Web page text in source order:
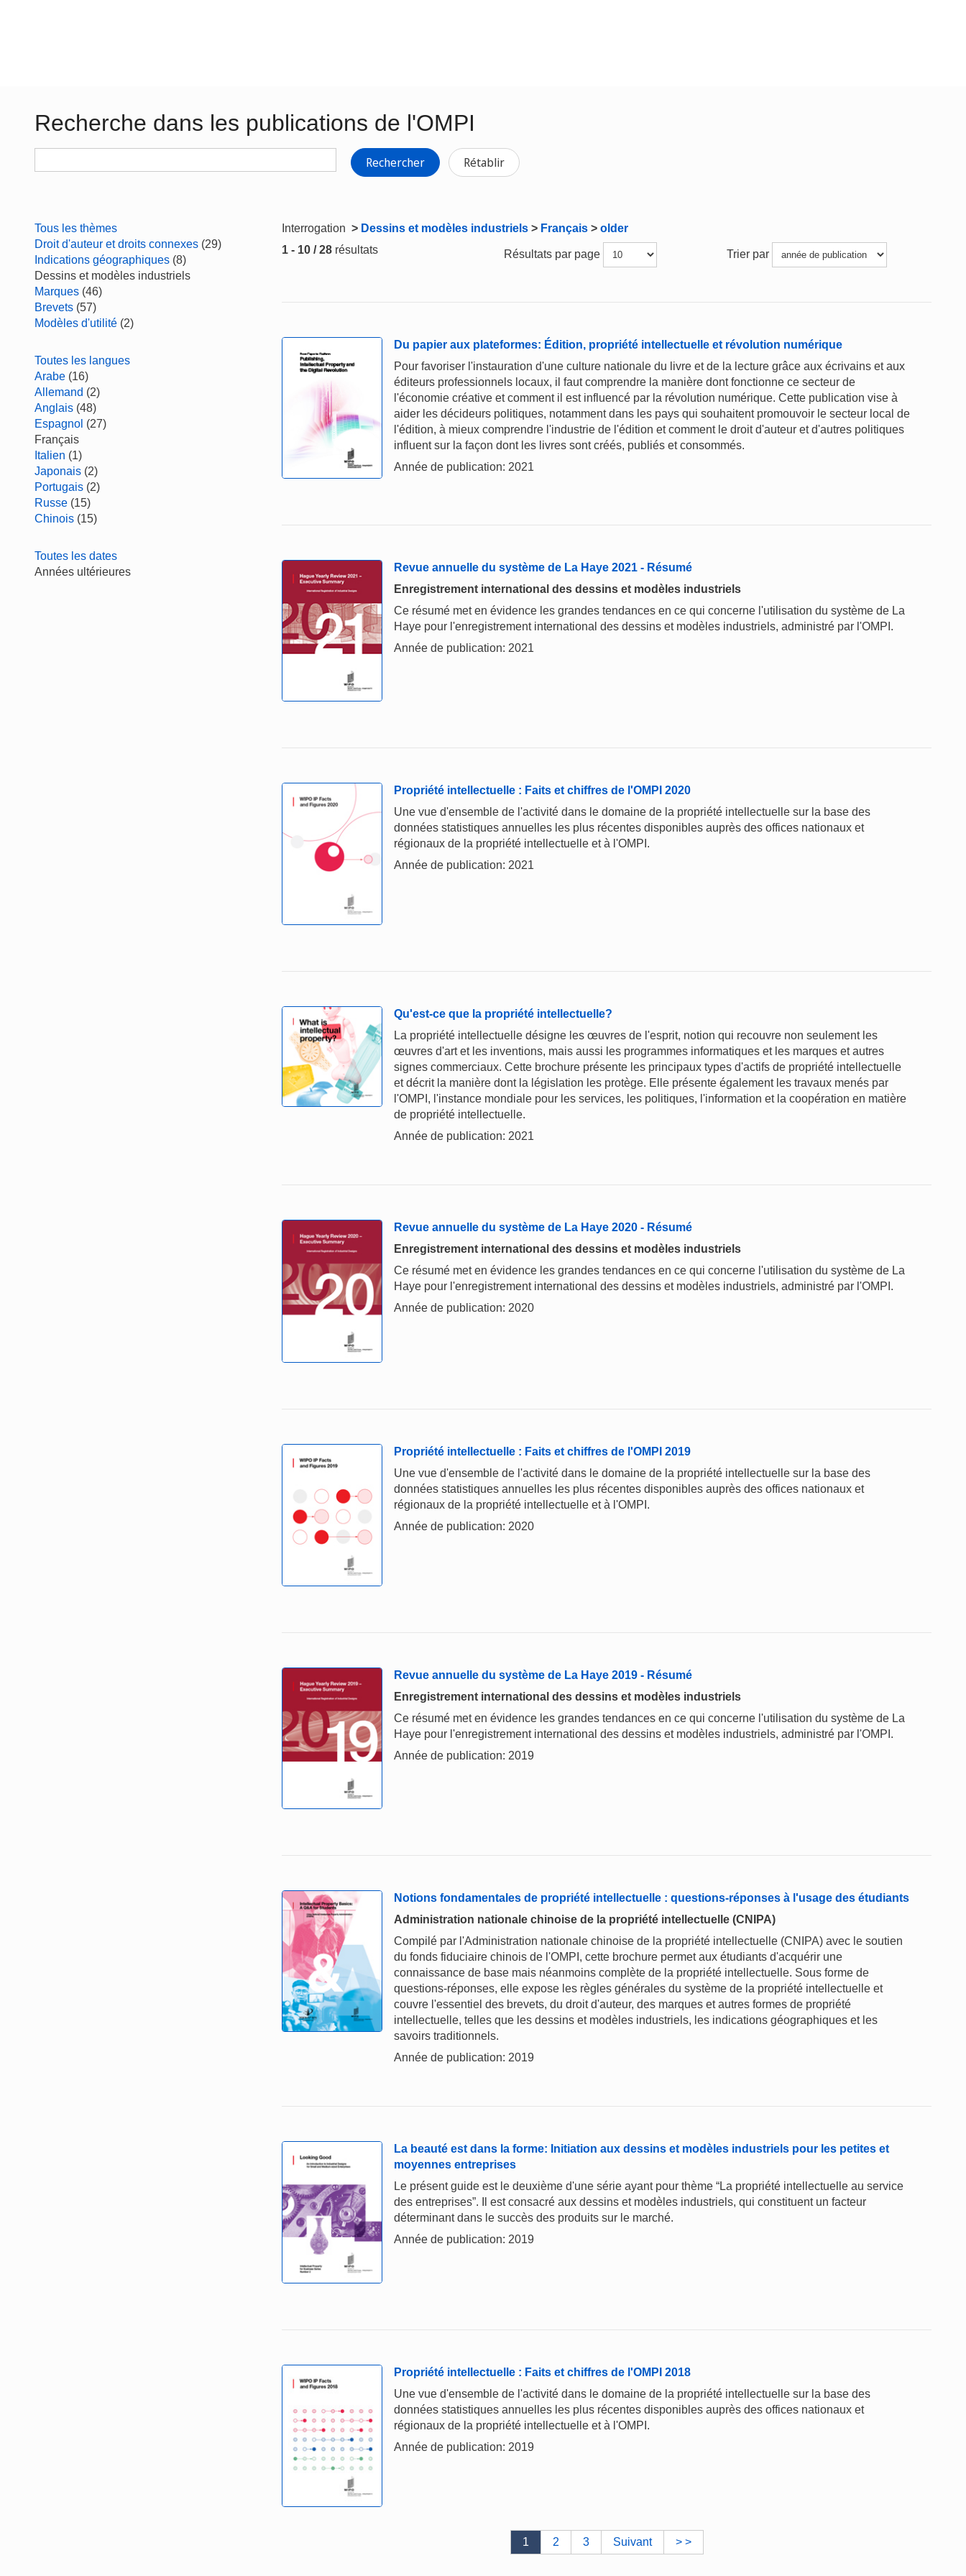
Recherche dans les publications de l'OMPI
Rechercher Rétablir
Tous les thèmes
Droit d'auteur et droits connexes (29)
Indications géographiques (8)
Dessins et modèles industriels
Marques (46)
Brevets (57)
Modèles d'utilité (2)
Toutes les langues
Arabe (16)
Allemand (2)
Anglais (48)
Espagnol (27)
Français
Italien (1)
Japonais (2)
Portugais (2)
Russe (15)
Chinois (15)
Toutes les dates
Années ultérieures
Interrogation > Dessins et modèles industriels > Français > older
1 - 10 / 28 résultats Résultats par page Trier par
Du papier aux plateformes: Édition, propriété intellectuelle et révolution numérique
Pour favoriser l'instauration d'une culture nationale du livre et de la lecture grâce aux écrivains et aux
éditeurs professionnels locaux, il faut comprendre la manière dont fonctionne ce secteur de
l'économie créative et comment il est influencé par la révolution numérique. Cette publication vise à
aider les décideurs politiques, notamment dans les pays qui souhaitent promouvoir le secteur local de
l'édition, à mieux comprendre l'industrie de l'édition et comment le droit d'auteur et d'autres politiques
influent sur la façon dont les livres sont créés, publiés et consommés.
Année de publication: 2021
Revue annuelle du système de La Haye 2021 - Résumé
Enregistrement international des dessins et modèles industriels
Ce résumé met en évidence les grandes tendances en ce qui concerne l'utilisation du système de La
Haye pour l'enregistrement international des dessins et modèles industriels, administré par l'OMPI.
Année de publication: 2021
Propriété intellectuelle : Faits et chiffres de l'OMPI 2020
Une vue d'ensemble de l'activité dans le domaine de la propriété intellectuelle sur la base des
données statistiques annuelles les plus récentes disponibles auprès des offices nationaux et
régionaux de la propriété intellectuelle et à l'OMPI.
Année de publication: 2021
Qu'est-ce que la propriété intellectuelle?
La propriété intellectuelle désigne les œuvres de l'esprit, notion qui recouvre non seulement les
œuvres d'art et les inventions, mais aussi les programmes informatiques et les marques et autres
signes commerciaux. Cette brochure présente les principaux types d'actifs de propriété intellectuelle
et décrit la manière dont la législation les protège. Elle présente également les travaux menés par
l'OMPI, l'instance mondiale pour les services, les politiques, l'information et la coopération en matière
de propriété intellectuelle.
Année de publication: 2021
Revue annuelle du système de La Haye 2020 - Résumé
Enregistrement international des dessins et modèles industriels
Ce résumé met en évidence les grandes tendances en ce qui concerne l'utilisation du système de La
Haye pour l'enregistrement international des dessins et modèles industriels, administré par l'OMPI.
Année de publication: 2020
Propriété intellectuelle : Faits et chiffres de l'OMPI 2019
Une vue d'ensemble de l'activité dans le domaine de la propriété intellectuelle sur la base des
données statistiques annuelles les plus récentes disponibles auprès des offices nationaux et
régionaux de la propriété intellectuelle et à l'OMPI.
Année de publication: 2020
Revue annuelle du système de La Haye 2019 - Résumé
Enregistrement international des dessins et modèles industriels
Ce résumé met en évidence les grandes tendances en ce qui concerne l'utilisation du système de La
Haye pour l'enregistrement international des dessins et modèles industriels, administré par l'OMPI.
Année de publication: 2019
Notions fondamentales de propriété intellectuelle : questions-réponses à l'usage des étudiants
Administration nationale chinoise de la propriété intellectuelle (CNIPA)
Compilé par l'Administration nationale chinoise de la propriété intellectuelle (CNIPA) avec le soutien
du fonds fiduciaire chinois de l'OMPI, cette brochure permet aux étudiants d'acquérir une
connaissance de base mais néanmoins complète de la propriété intellectuelle. Sous forme de
questions-réponses, elle expose les règles générales du système de la propriété intellectuelle et
couvre l'essentiel des brevets, du droit d'auteur, des marques et autres formes de propriété
intellectuelle, telles que les dessins et modèles industriels, les indications géographiques et les
savoirs traditionnels.
Année de publication: 2019
La beauté est dans la forme: Initiation aux dessins et modèles industriels pour les petites et
moyennes entreprises
Le présent guide est le deuxième d'une série ayant pour thème “La propriété intellectuelle au service
des entreprises”. Il est consacré aux dessins et modèles industriels, qui constituent un facteur
déterminant dans le succès des produits sur le marché.
Année de publication: 2019
Propriété intellectuelle : Faits et chiffres de l'OMPI 2018
Une vue d'ensemble de l'activité dans le domaine de la propriété intellectuelle sur la base des
données statistiques annuelles les plus récentes disponibles auprès des offices nationaux et
régionaux de la propriété intellectuelle et à l'OMPI.
Année de publication: 2019
1 2 3 Suivant > >